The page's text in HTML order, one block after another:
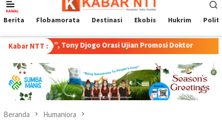
Mobile
Berita Flobamorata Destinasi Ekobis Hukrim
Kabar NTT :
Tony Djogo Orasi Ujian Promosi Doktor Transformasi
Beranda Humaniora